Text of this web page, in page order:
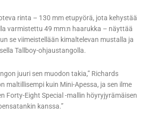
rinta – 130 mm etupyörä, jota kehystää
varmistettu 49 mm:n haarukka – näyttää
se viimeistellään kimaltelevan mustalla ja
Tallboy-ohjaustangolla.
juuri sen muodon takia,” Richards
maltillisempi kuin Mini-Apessa, ja sen ilme
Forty-Eight Special -mallin höyryjyrämäisen
kanssa.”